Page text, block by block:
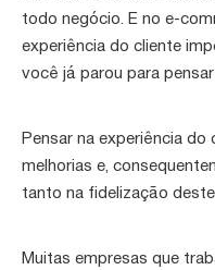
todo negócio. E no e-
experiência do cliente
você já parou para
Pensar na experiência
melhorias e,
tanto na fidelização
Muitas empresas que